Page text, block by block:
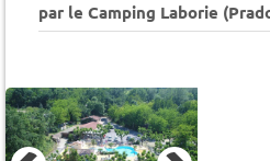
par le Camping Laborie